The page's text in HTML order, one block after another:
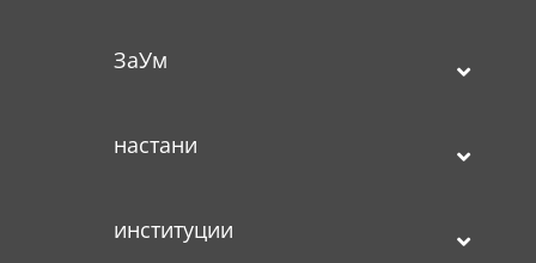
ЗаУм
настани
институции